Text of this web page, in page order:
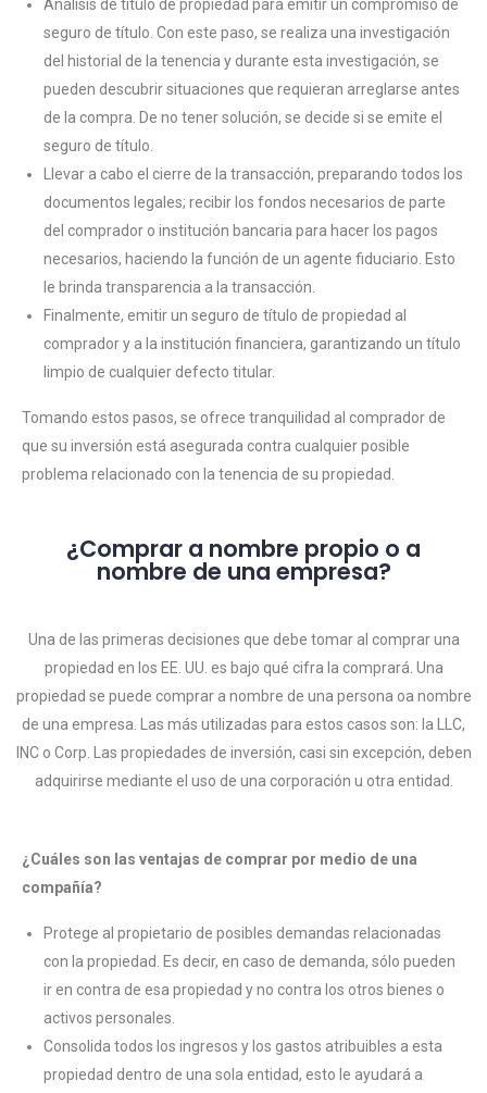
Análisis de título de propiedad para emitir un compromiso de
seguro de título. Con este paso, se realiza una investigación
del historial de la tenencia y durante esta investigación, se
pueden descubrir situaciones que requieran arreglarse antes
de la compra. De no tener solución, se decide si se emite el
seguro de título.
Llevar a cabo el cierre de la transacción, preparando todos los
documentos legales; recibir los fondos necesarios de parte
del comprador o institución bancaria para hacer los pagos
necesarios, haciendo la función de un agente fiduciario. Esto
le brinda transparencia a la transacción.
Finalmente, emitir un seguro de título de propiedad al
comprador y a la institución financiera, garantizando un título
limpio de cualquier defecto titular.
Tomando estos pasos, se ofrece tranquilidad al comprador de
que su inversión está asegurada contra cualquier posible
problema relacionado con la tenencia de su propiedad.
¿Comprar a nombre propio o a
nombre de una empresa?
Una de las primeras decisiones que debe tomar al comprar una
propiedad en los EE. UU. es bajo qué cifra la comprará. Una
propiedad se puede comprar a nombre de una persona oa nombre
de una empresa. Las más utilizadas para estos casos son: la LLC,
INC o Corp. Las propiedades de inversión, casi sin excepción, deben
adquirirse mediante el uso de una corporación u otra entidad.
¿Cuáles son las ventajas de comprar por medio de una
compañía?
Protege al propietario de posibles demandas relacionadas
con la propiedad. Es decir, en caso de demanda, sólo pueden
ir en contra de esa propiedad y no contra los otros bienes o
activos personales.
Consolida todos los ingresos y los gastos atribuibles a esta
propiedad dentro de una sola entidad, esto le ayudará a